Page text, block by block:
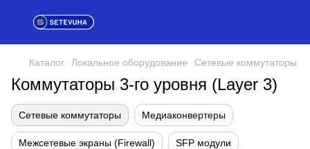
Каталог Локальное оборудование Сетевые коммутаторы
Коммутаторы 3-го уровня (Layer 3)
Сетевые коммутаторы Медиаконвертеры
Межсетевые экраны (Firewall) SFP модули